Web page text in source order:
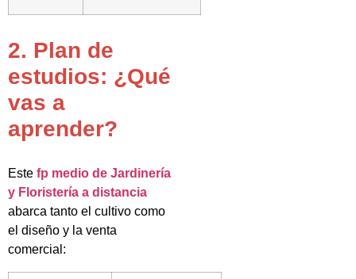
2. Plan de
estudios: ¿Qué
vas a
aprender?
Este fp medio de Jardinería
y Floristería a distancia
abarca tanto el cultivo como
el diseño y la venta
comercial: